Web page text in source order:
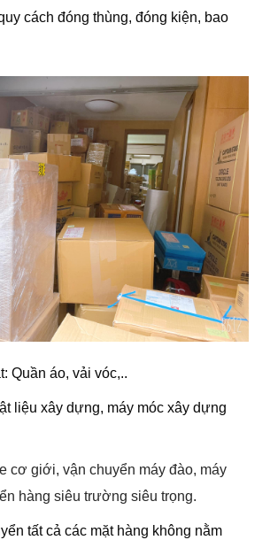
cách đóng thùng, đóng kiện, bao
Quần áo, vải vóc,..
liệu xây dựng, máy móc xây dựng
cơ giới, vận chuyển máy đào, máy
hàng siêu trường siêu trọng.
tất cả các mặt hàng không nằm